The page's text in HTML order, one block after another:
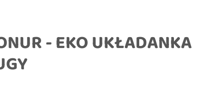
- EKO UKŁADANKA